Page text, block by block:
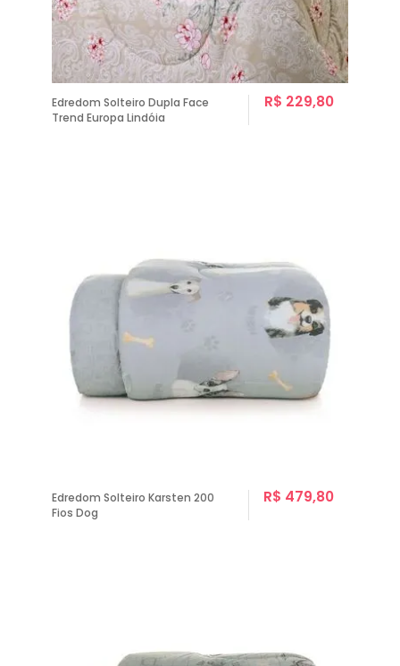
Edredom Solteiro Dupla Face
Trend Europa Lindóia
R$ 229,80
Edredom Solteiro Karsten 200
Fios Dog
R$ 479,80